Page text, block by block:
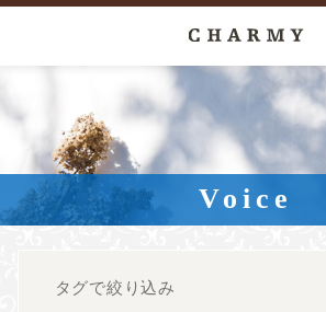
New Arrival
About
Engagement Ring
Voice
タグで絞り込み